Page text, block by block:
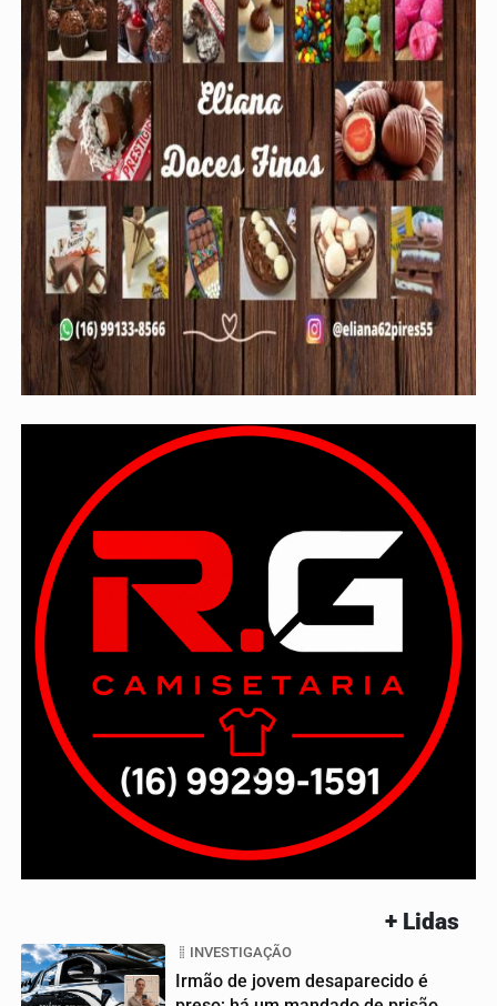
+ Lidas
INVESTIGAÇÃO
Irmão de jovem desaparecido é